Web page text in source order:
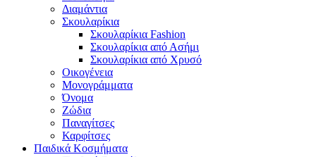
Διαμάντια
Σκουλαρίκια
Σκουλαρίκια Fashion
Σκουλαρίκια από Ασήμι
Σκουλαρίκια από Χρυσό
Οικογένεια
Μονογράμματα
Όνομα
Ζώδια
Παναγίτσες
Καρφίτσες
Παιδικά Κοσμήματα